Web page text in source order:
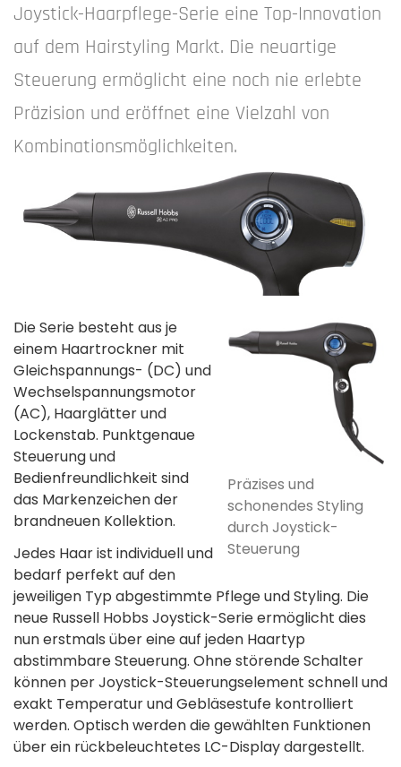
Joystick-Haarpflege-Serie eine Top-Innovation
auf dem Hairstyling Markt. Die neuartige
Steuerung ermöglicht eine noch nie erlebte
Präzision und eröffnet eine Vielzahl von
Kombinationsmöglichkeiten.
Präzises und
schonendes Styling
durch Joystick-
Steuerung
Die Serie besteht aus je
einem Haartrockner mit
Gleichspannungs- (DC) und
Wechselspannungsmotor
(AC), Haarglätter und
Lockenstab. Punktgenaue
Steuerung und
Bedienfreundlichkeit sind
das Markenzeichen der
brandneuen Kollektion.
Jedes Haar ist individuell und
bedarf perfekt auf den
jeweiligen Typ abgestimmte Pflege und Styling. Die
neue Russell Hobbs Joystick-Serie ermöglicht dies
nun erstmals über eine auf jeden Haartyp
abstimmbare Steuerung. Ohne störende Schalter
können per Joystick-Steuerungselement schnell und
exakt Temperatur und Gebläsestufe kontrolliert
werden. Optisch werden die gewählten Funktionen
über ein rückbeleuchtetes LC-Display dargestellt.